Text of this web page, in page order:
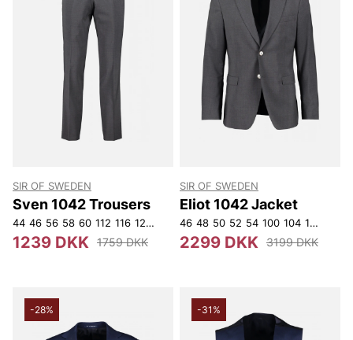
SIR OF SWEDEN
Sven 1042 Trousers
44 46 56 58 60 112 116 120 D108 D112 D116 D120
1239 DKK 1759 DKK
SIR OF SWEDEN
Eliot 1042 Jacket
46 48 50 52 54 100 104 108
2299 DKK 3199 DKK
-28% -31%